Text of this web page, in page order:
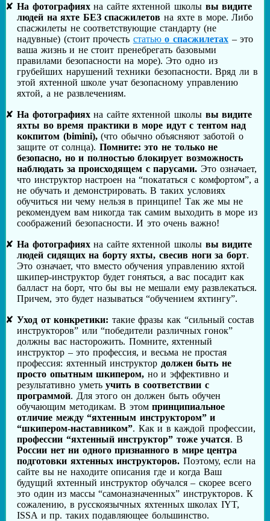
На фотографияхна сайте яхтенной школы вы видите
людей на яхте БЕЗ спасжилетов на яхте в море. Либо
спасжилеты не соответствующие стандарту (не
надувные) (стоит прочесть статьюо спасжилетах – это
ваша жизнь и не стоит пренебрегать базовыми
правилами безопасности на море). Это одно из
грубейших нарушений техники безопасности. Вряд ли в
этой яхтенной школе учат безопасному управлению
яхтой, а не развлечениям.
На фотографияхна сайте яхтенной школы вы видите
яхты во время практики в море идут с тентом над
кокпитом (bimini),(что обычно объясняют заботой о
защите от солнца). Помните: это не только не
безопасно, но и полностью блокирует возможность
наблюдать за происходящем с парусами. Это означает,
что инструктор настроен на “покататься с комфортом”, а
не обучать и демонстрировать. В таких условиях
обучиться ни чему нельзя в принципе! Так же мы не
рекомендуем вам никогда так самим выходить в море из
соображений безопасности. И это очень важно!
На фотографияхна сайте яхтенной школы вы видите
людей сидящих на борту яхты, свесив ноги за борт.
Это означает, что вместо обучения управлению яхтой
шкипер-инструктор будет гоняться, а вас посадит как
балласт на борт, что бы вы не мешали ему развлекаться.
Причем, это будет называться “обучением яхтингу”.
Уход от конкретики: такие фразы как “сильный состав
инструкторов” или “победители различных гонок”
должны вас насторожить. Помните, яхтенный
инструктор – это профессия, и весьма не простая
профессия: яхтенный инструктор должен быть не
просто опытным шкипером, но и эффективно и
результативно уметьучить в соответствии с
программой. Для этого он должен быть обучен
обучающим методикам. В этомпринципиальное
отличие между “яхтенным инструктором” и
“шкипером-наставником”. Как и в каждой профессии,
профессии “яхтенный инструктор” тоже учатся. В
России нет ни одного признанного в мире центра
подготовки яхтенных инструкторов. Поэтому, если на
сайте вы не находите описания где и когда Ваш
будущий яхтенный инструктор обучался – скорее всего
это один из массы “самоназначенных” инструкторов. К
сожалению, в русскоязычных яхтенных школах IYT,
ISSA и пр. таких подавляющее большинство.